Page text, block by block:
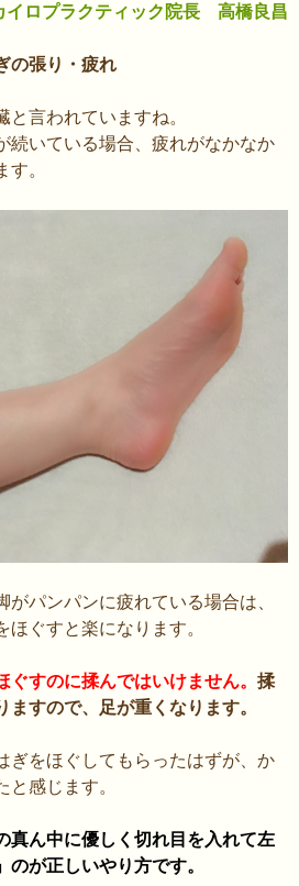
イロプラクティック院長 高橋良昌
の張り・疲れ
言われていますね。
続いている場合、疲れがなかなか
。
パンパンに疲れている場合は、
ぐすと楽になります。
ぐすのに揉んではいけません。 揉
すので、足が重くなります。
ぎをほぐしてもらったはずが、か
と感じます。
真ん中に優しく切れ目を入れて左
が正しいやり方です。